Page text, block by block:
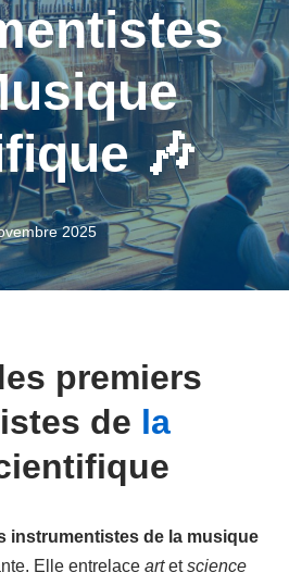
🎶
2025
premiers
de la
instrumentistes de la musique
Elle entrelace artetscience